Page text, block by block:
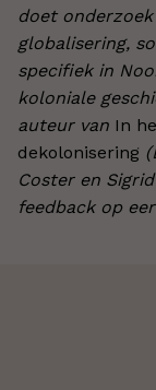
doet
globalisering,
specifiek in
koloniale
auteur van In
dekolonisering
Coster en
feedback op